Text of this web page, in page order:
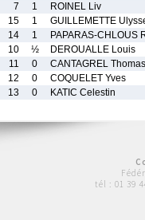
7
1
ROINEL Liv
15
1
GUILLEMETTE
14
1
PAPARAS-CHLOUS
10
½
DEROUALLE Louis
11
0
CANTAGREL Thomas
12
0
COQUELET Yves
13
0 KATIC Celestin
tél : 01 39